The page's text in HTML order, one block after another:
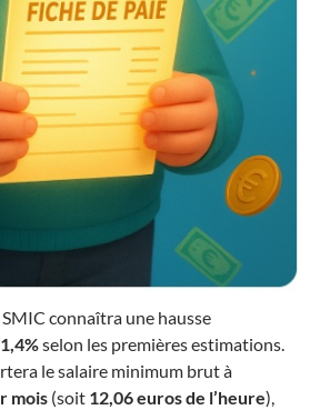
SMIC connaîtra une hausse
1,4%selon les premières estimations.
le salaire minimum brut à
mois (soit 12,06 euros de l’heure),